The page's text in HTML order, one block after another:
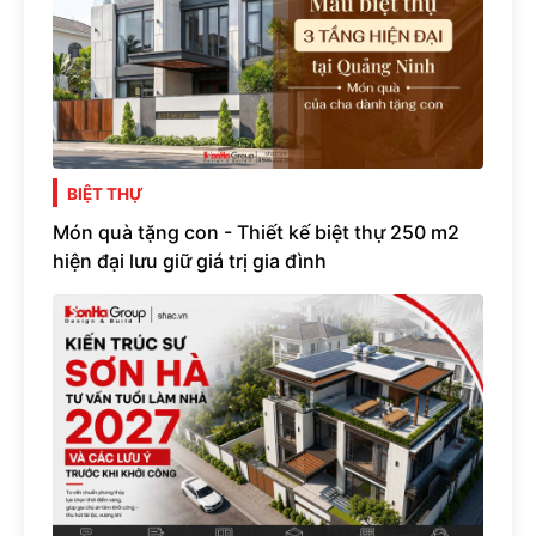
BIỆT THỰ
Món quà tặng con - Thiết kế biệt thự 250 m2
hiện đại lưu giữ giá trị gia đình